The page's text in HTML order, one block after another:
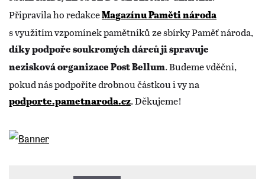
Připravila ho redakceMagazínu Paměti národa
s využitím vzpomínek pamětníků ze sbírky Paměť národa,
díky podpoře soukromých dárců ji spravuje
nezisková organizace Post Bellum. Budeme vděčni,
pokud nás podpoříte drobnou částkou i vy na
podporte.pametnaroda.cz. Děkujeme!